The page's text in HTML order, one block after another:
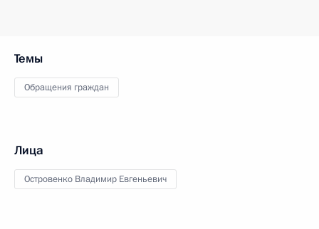
Темы
Обращения граждан
Лица
Островенко Владимир Евгеньевич